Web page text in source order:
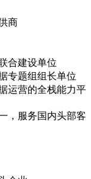
商
合建设单位
专题组组长单位
运营的全栈能力平
，服务国内头部客